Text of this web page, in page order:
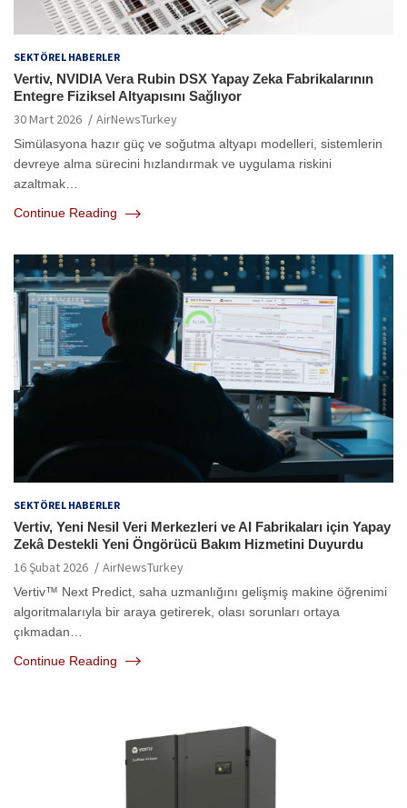
SEKTÖREL HABERLER
Vertiv, NVIDIA Vera Rubin DSX Yapay Zeka Fabrikalarının
Entegre Fiziksel Altyapısını Sağlıyor
30 Mart 2026 AirNewsTurkey
Simülasyona hazır güç ve soğutma altyapı modelleri, sistemlerin
devreye alma sürecini hızlandırmak ve uygulama riskini
azaltmak…
Continue Reading
SEKTÖREL HABERLER
Vertiv, Yeni Nesil Veri Merkezleri ve AI Fabrikaları için Yapay
Zekâ Destekli Yeni Öngörücü Bakım Hizmetini Duyurdu
16 Şubat 2026 AirNewsTurkey
Vertiv™ Next Predict, saha uzmanlığını gelişmiş makine öğrenimi
algoritmalarıyla bir araya getirerek, olası sorunları ortaya
çıkmadan…
Continue Reading